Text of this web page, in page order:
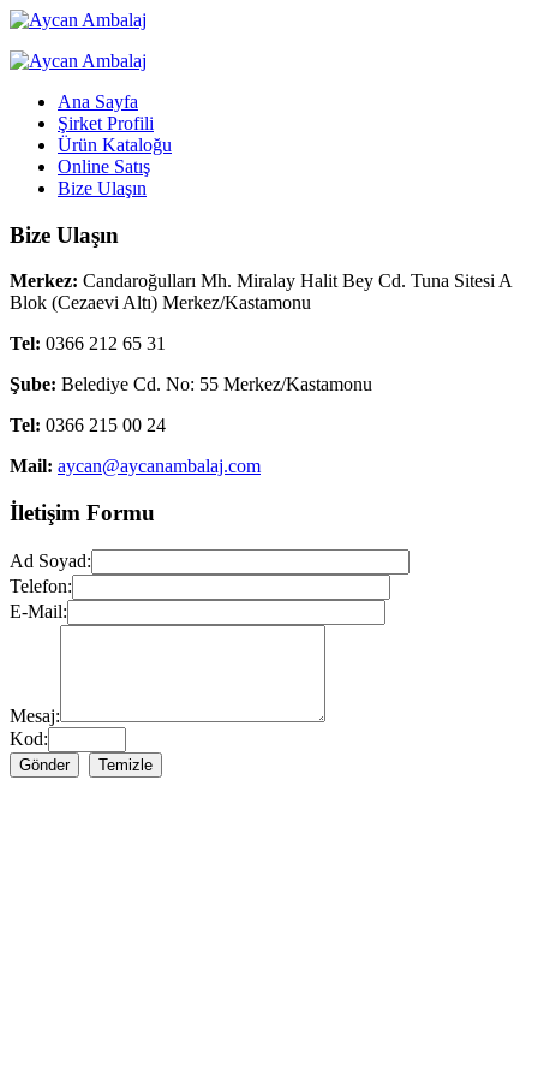
Ana Sayfa
Şirket Profili
Ürün Kataloğu
Online Satış
Bize Ulaşın
Bize Ulaşın
Merkez: Candaroğulları Mh. Miralay Halit Bey Cd. Tuna Sitesi A
Blok (Cezaevi Altı) Merkez/Kastamonu
Tel: 0366 212 65 31
Şube: Belediye Cd. No: 55 Merkez/Kastamonu
Tel: 0366 215 00 24
Mail: aycan@aycanambalaj.com
İletişim Formu
Ad Soyad:
Telefon:
E-Mail:
Mesaj:
Kod: